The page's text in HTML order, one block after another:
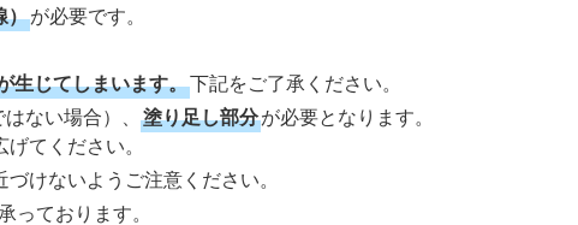
）が必要です。
生じてしまいます。下記をご了承ください。
ない場合）、 塗り足し部分が必要となります。
てください。
けないようご注意ください。
ております。